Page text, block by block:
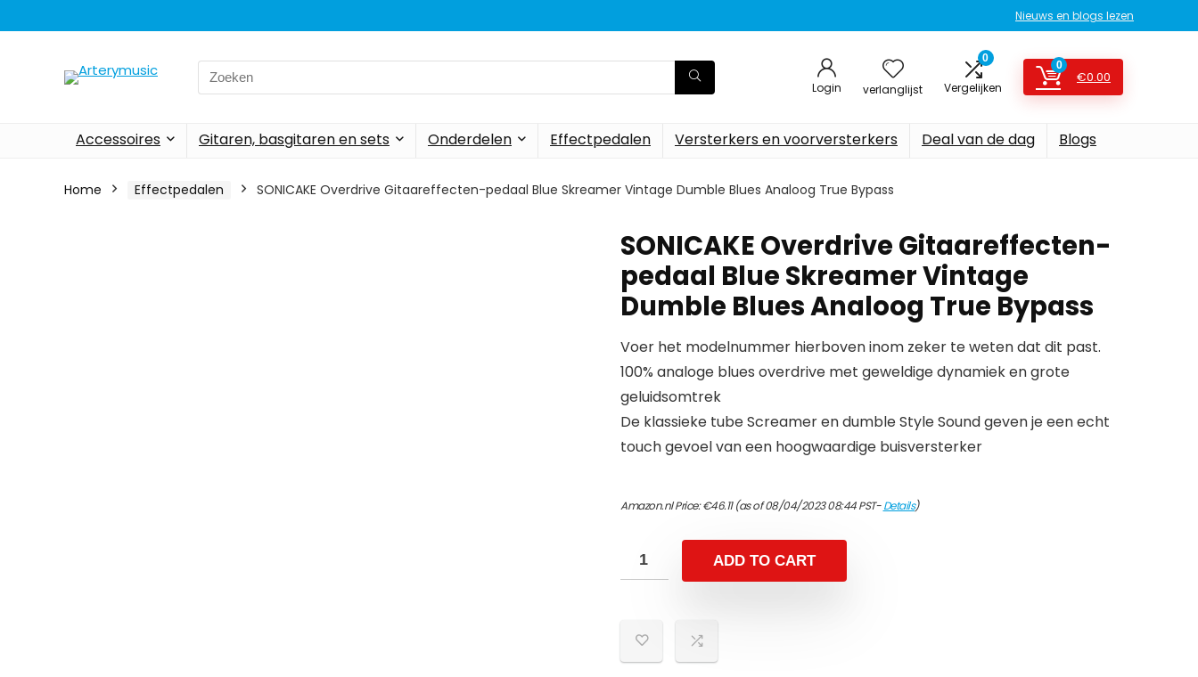
Nieuws en blogs lezen
Search
for:
Login verlanglijst
0
Vergelijken
0
€0.00
Accessoires Gitaren, basgitaren en sets Onderdelen Effectpedalen Versterkers en voorversterkers Deal van de dag Blogs
Home Effectpedalen SONICAKE Overdrive Gitaareffecten-pedaal Blue Skreamer Vintage Dumble Blues Analoog True Bypass
SONICAKE Overdrive Gitaareffecten-
pedaal Blue Skreamer Vintage
Dumble Blues Analoog True Bypass
Voer het modelnummer hierboven inom zeker te weten dat dit past.
100% analoge blues overdrive met geweldige dynamiek en grote
geluidsomtrek
De klassieke tube Screamer en dumble Style Sound geven je een echt
touch gevoel van een hoogwaardige buisversterker
Amazon.nl Price:€46.11(as of 08/04/2023 08:44 PST-Details)
ADD TO CART